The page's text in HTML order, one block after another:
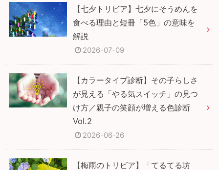
【七夕トリビア】七夕にそうめんを
食べる理由と短冊「5色」の意味を
解説
2026-07-09
【カラータイプ診断】その子らしさ
が見える「やる気スイッチ」の見つ
け方／親子の笑顔が増える色診断
Vol.2
2026-06-26
【梅雨のトリビア】「てるてる坊